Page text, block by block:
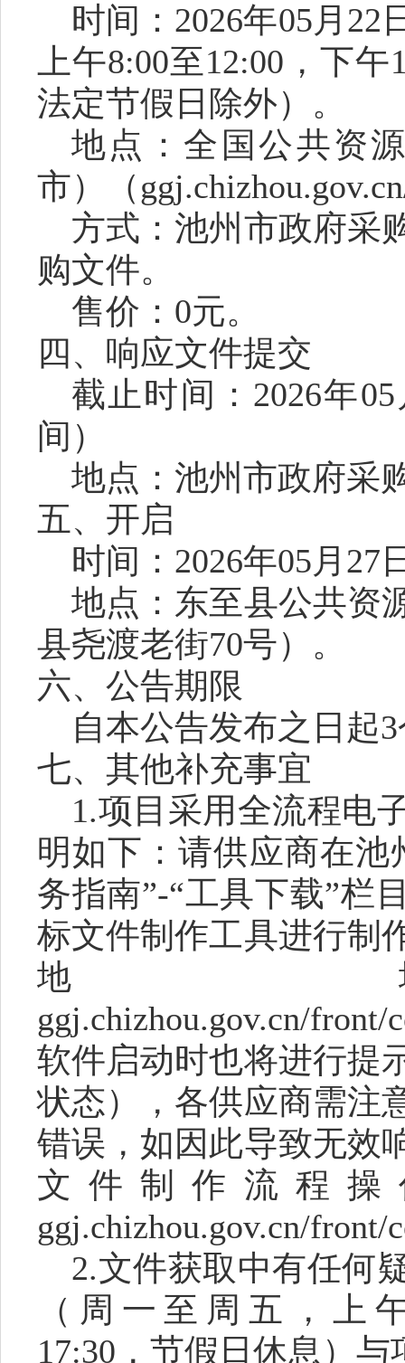
时间： 2026年05月 22
上午8:00至12:00，下
法定节假日除外）。
地点：全国公共资
市）（
方式：池州市政府采
购文件。
售价： 0元。
四、 响应文件提交
截止时间： 2026年05
间）
地点：池州市政府采
五、开启
时间： 2026年05月27
地点：东至县公共资
县尧渡老街70号）。
六、公告期限
自本公告发布之日起
七、其他补充事宜
1.项目采用全流程电
明如下：请供应商在池
务指南”-“工具下载”栏
标文件制作工具进行制
地
ggj.chizhou.gov.cn/front/
软件启动时也将进行提
状态），各供应商需注
错误，如因此导致无效
文件制作流程
ggj.chizhou.gov.cn/front/
2.文件获取中有任何
（周一至周五，上
17:30，节假日休息）